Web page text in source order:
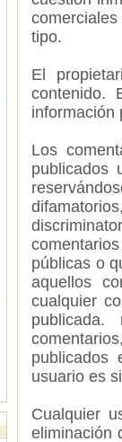
tipo.
El
contenido.
información
Los
publicados
públicas o
aquellos
cualquier
usuario es
Cualquier
eliminación